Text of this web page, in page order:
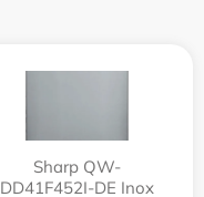
Sharp QW-
DD41F452I-DE Inox